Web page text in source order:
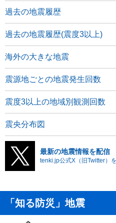
過去の地震履歴
過去の地震履歴(震度3以上)
海外の大きな地震
震源地ごとの地震発生回数
震度3以上の地域別観測回数
震央分布図
最新の地震情報を配信
tenki.jp公式X（旧Twitter）
「知る防災」地震